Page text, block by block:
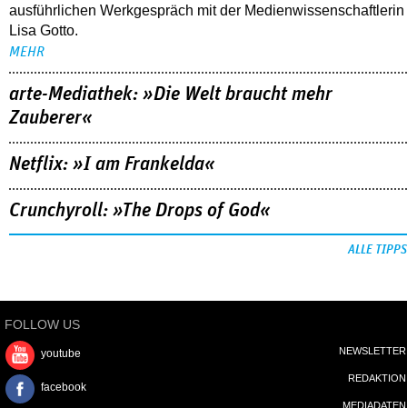
ausführlichen Werkgespräch mit der Medienwissenschaftlerin
Lisa Gotto.
MEHR
arte-Mediathek: »Die Welt braucht mehr
Zauberer«
Netflix: »I am Frankelda«
Crunchyroll: »The Drops of God«
ALLE TIPPS
FOLLOW US
youtube
facebook
NEWSLETTER
REDAKTION
MEDIADATEN